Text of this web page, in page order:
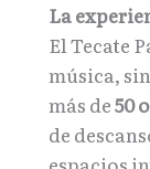
La
El Tecate
música,
más de50
de